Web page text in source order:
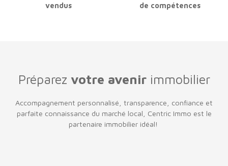
vendus
de compétences
Préparez votre avenirimmobilier
Accompagnement personnalisé, transparence, confiance et
parfaite connaissance du marché local, Centric Immo est le
partenaire immobilier idéal!